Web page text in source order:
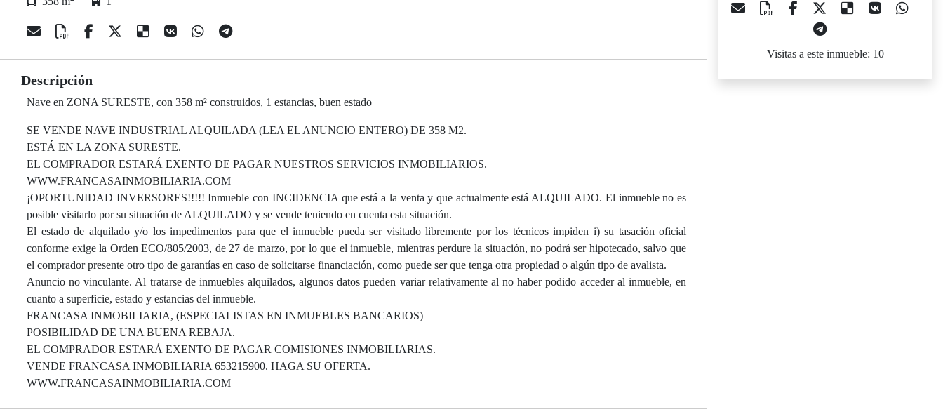
Descripción
Nave en ZONA SURESTE, con 358 m² construidos, 1 estancias, buen estado
SE VENDE NAVE INDUSTRIAL ALQUILADA (LEA EL ANUNCIO ENTERO) DE 358 M2.
ESTÁ EN LA ZONA SURESTE.
EL COMPRADOR ESTARÁ EXENTO DE PAGAR NUESTROS SERVICIOS INMOBILIARIOS.
WWW.FRANCASAINMOBILIARIA.COM
¡OPORTUNIDAD INVERSORES!!!!! Inmueble con INCIDENCIA que está a la venta y que actualmente está ALQUILADO. El inmueble no es
posible visitarlo por su situación de ALQUILADO y se vende teniendo en cuenta esta situación.
El estado de alquilado y/o los impedimentos para que el inmueble pueda ser visitado libremente por los técnicos impiden i) su tasación oficial
conforme exige la Orden ECO/805/2003, de 27 de marzo, por lo que el inmueble, mientras perdure la situación, no podrá ser hipotecado, salvo que
el comprador presente otro tipo de garantías en caso de solicitarse financiación, como puede ser que tenga otra propiedad o algún tipo de avalista.
Anuncio no vinculante. Al tratarse de inmuebles alquilados, algunos datos pueden variar relativamente al no haber podido acceder al inmueble, en
cuanto a superficie, estado y estancias del inmueble.
FRANCASA INMOBILIARIA, (ESPECIALISTAS EN INMUEBLES BANCARIOS)
POSIBILIDAD DE UNA BUENA REBAJA.
EL COMPRADOR ESTARÁ EXENTO DE PAGAR COMISIONES INMOBILIARIAS.
VENDE FRANCASA INMOBILIARIA 653215900. HAGA SU OFERTA.
WWW.FRANCASAINMOBILIARIA.COM
Visitas a este inmueble: 10